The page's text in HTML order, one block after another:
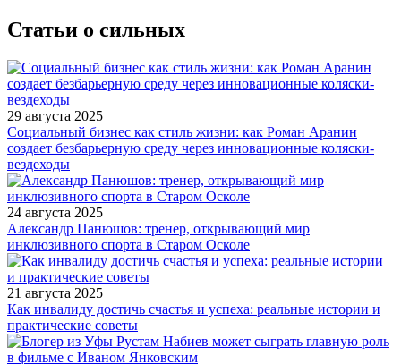
Статьи о сильных
29 августа 2025
Социальный бизнес как стиль жизни: как Роман Аранин
создает безбарьерную среду через инновационные коляски-
вездеходы
24 августа 2025
Александр Панюшов: тренер, открывающий мир
инклюзивного спорта в Старом Осколе
21 августа 2025
Как инвалиду достичь счастья и успеха: реальные истории и
практические советы